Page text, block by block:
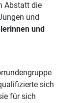
Abstatt die
und
und
sich
für sich